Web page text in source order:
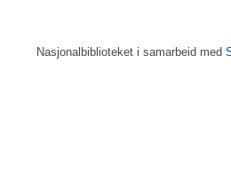
Nasjonalbiblioteket i samarbeid med